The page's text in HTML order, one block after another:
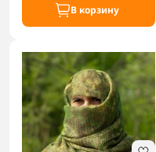
В корзину